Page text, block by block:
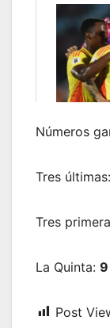
Números
Tres últimas:
Tres
La Quinta: 9
Post